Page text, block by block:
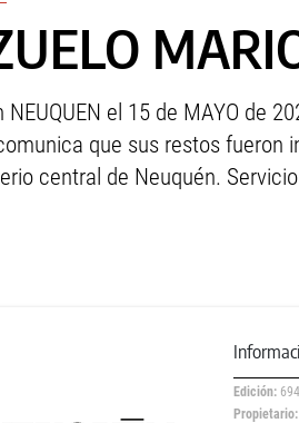
NEUQUEN el 15 de MAYO de
que sus restos fueron
central de Neuquén.
Edición:
Propietario: